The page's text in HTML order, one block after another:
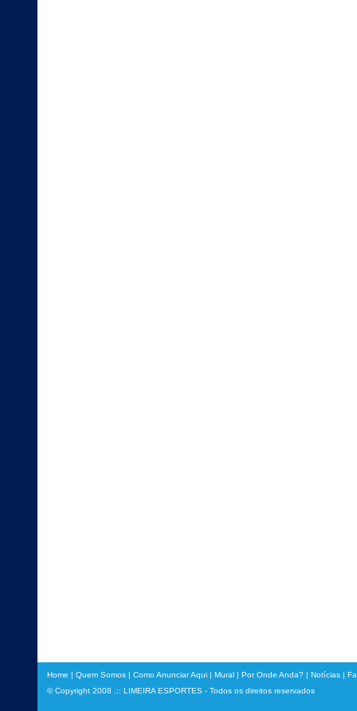
Home | Quem Somos | Como Anunciar Aqui | Mural | Por Onde Anda? | Notícias |
© Copyright 2008 .:: LIMEIRA ESPORTES - Todos os direitos reservados